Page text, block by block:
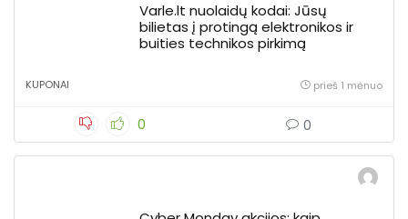
Varle.lt nuolaidų kodai: Jūsų
bilietas į protingą elektronikos ir
buities technikos pirkimą
KUPONAI prieš 1 mėnuo
0 0